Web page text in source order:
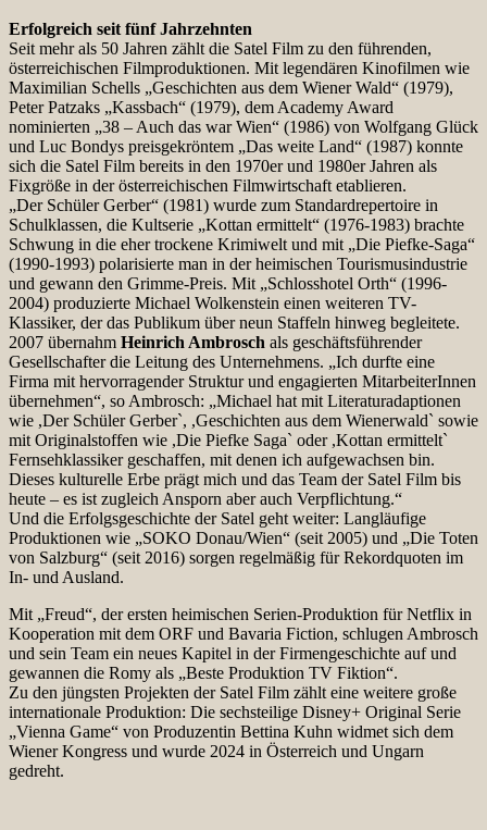
Erfolgreich seit fünf Jahrzehnten
Seit mehr als 50 Jahren zählt die Satel Film zu den führenden,
österreichischen Filmproduktionen. Mit legendären Kinofilmen wie
Maximilian Schells „Geschichten aus dem Wiener Wald“ (1979),
Peter Patzaks „Kassbach“ (1979), dem Academy Award
nominierten „38 – Auch das war Wien“ (1986) von Wolfgang Glück
und Luc Bondys preisgekröntem „Das weite Land“ (1987) konnte
sich die Satel Film bereits in den 1970er und 1980er Jahren als
Fixgröße in der österreichischen Filmwirtschaft etablieren.
„Der Schüler Gerber“ (1981) wurde zum Standardrepertoire in
Schulklassen, die Kultserie „Kottan ermittelt“ (1976-1983) brachte
Schwung in die eher trockene Krimiwelt und mit „Die Piefke-Saga“
(1990-1993) polarisierte man in der heimischen Tourismusindustrie
und gewann den Grimme-Preis. Mit „Schlosshotel Orth“ (1996-
2004) produzierte Michael Wolkenstein einen weiteren TV-
Klassiker, der das Publikum über neun Staffeln hinweg begleitete.
2007 übernahm Heinrich Ambrosch als geschäftsführender
Gesellschafter die Leitung des Unternehmens. „Ich durfte eine
Firma mit hervorragender Struktur und engagierten MitarbeiterInnen
übernehmen“, so Ambrosch: „Michael hat mit Literaturadaptionen
wie ,Der Schüler Gerber`, ,Geschichten aus dem Wienerwald` sowie
mit Originalstoffen wie ,Die Piefke Saga` oder ,Kottan ermittelt`
Fernsehklassiker geschaffen, mit denen ich aufgewachsen bin.
Dieses kulturelle Erbe prägt mich und das Team der Satel Film bis
heute – es ist zugleich Ansporn aber auch Verpflichtung.“
Und die Erfolgsgeschichte der Satel geht weiter: Langläufige
Produktionen wie „SOKO Donau/Wien“ (seit 2005) und „Die Toten
von Salzburg“ (seit 2016) sorgen regelmäßig für Rekordquoten im
In- und Ausland.
Mit „Freud“, der ersten heimischen Serien-Produktion für Netflix in
Kooperation mit dem ORF und Bavaria Fiction, schlugen Ambrosch
und sein Team ein neues Kapitel in der Firmengeschichte auf und
gewannen die Romy als „Beste Produktion TV Fiktion“.
Zu den jüngsten Projekten der Satel Film zählt eine weitere große
internationale Produktion: Die sechsteilige Disney+ Original Serie
„Vienna Game“ von Produzentin Bettina Kuhn widmet sich dem
Wiener Kongress und wurde 2024 in Österreich und Ungarn
gedreht.